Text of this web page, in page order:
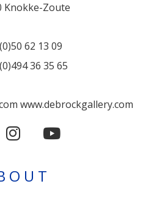
Knokke-Zoute
62 13 09
36 35 65
www.debrockgallery.com